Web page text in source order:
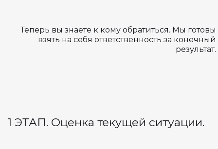
Теперь вы знаете к кому обратиться. Мы готовы
взять на себя ответственность за конечный
результат.
1 ЭТАП. Оценка текущей ситуации.